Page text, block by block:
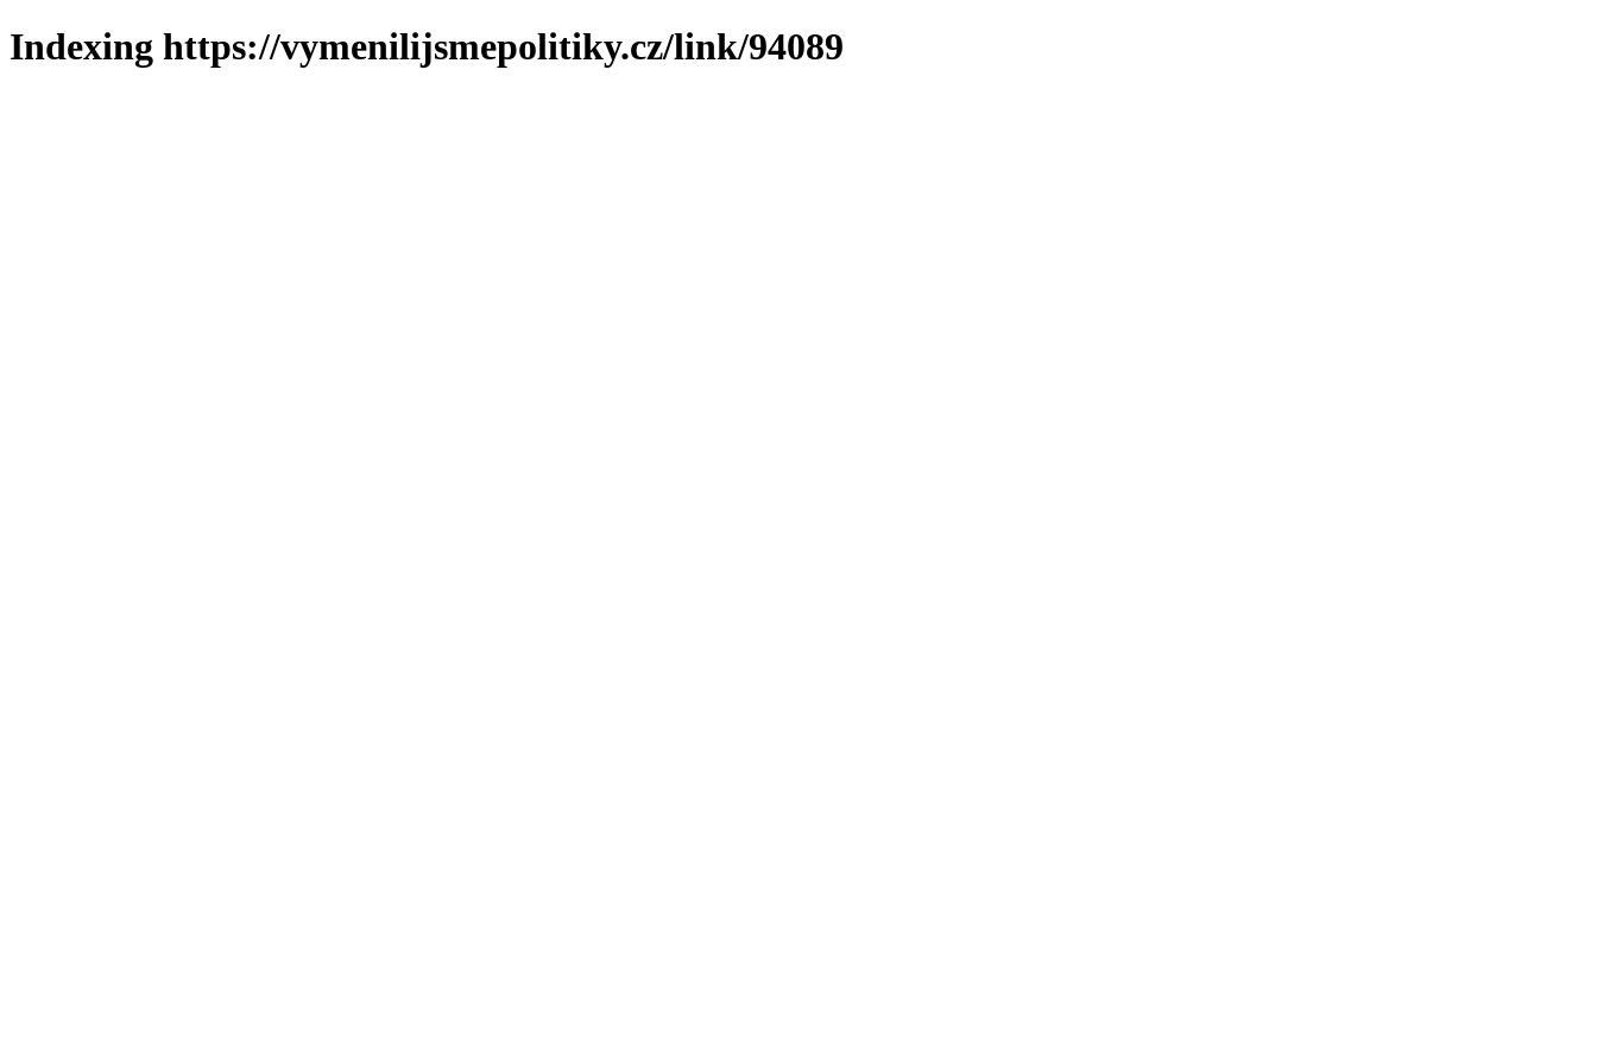
Indexing https://vymenilijsmepolitiky.cz/link/94089